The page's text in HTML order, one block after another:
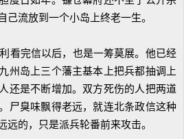
己流放到一个小岛上终老一生。
看完信以后，也是一筹莫展。他已经
州岛上三个藩主基本上把兵都抽调上
还是不断增加。双方死伤的人把两道
尸臭味飘得老远，就连北条政信这种
远的，只是派兵轮番前来攻击。